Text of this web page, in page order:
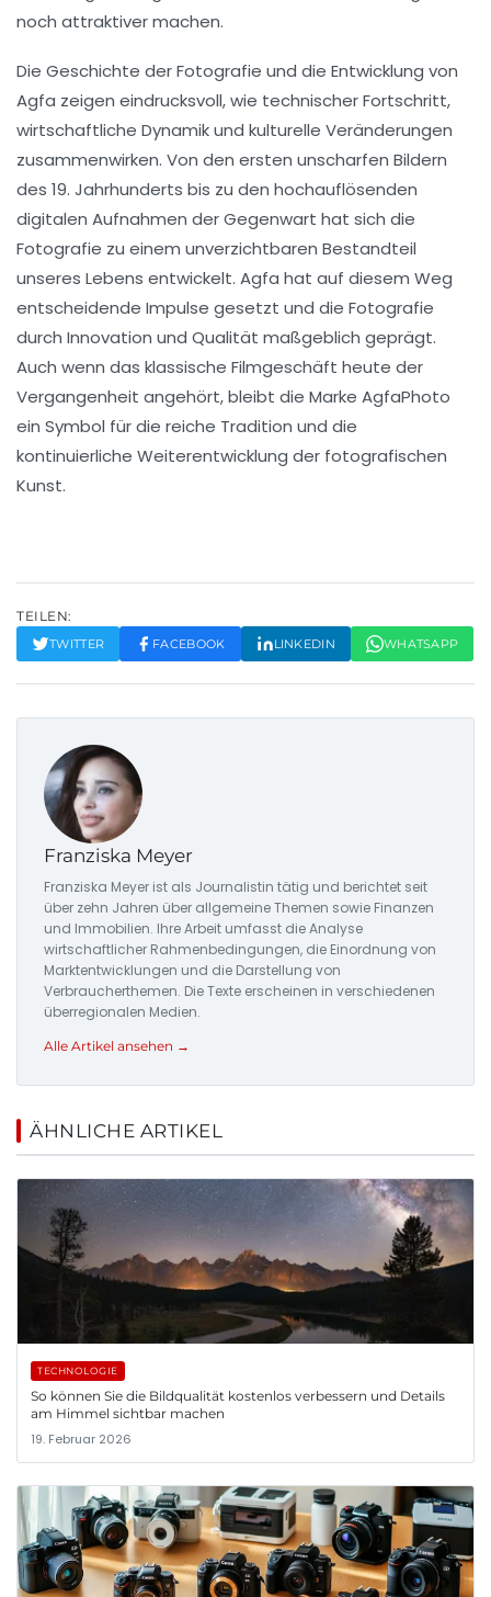
noch attraktiver machen.
Die Geschichte der Fotografie und die Entwicklung von
Agfa zeigen eindrucksvoll, wie technischer Fortschritt,
wirtschaftliche Dynamik und kulturelle Veränderungen
zusammenwirken. Von den ersten unscharfen Bildern
des 19. Jahrhunderts bis zu den hochauflösenden
digitalen Aufnahmen der Gegenwart hat sich die
Fotografie zu einem unverzichtbaren Bestandteil
unseres Lebens entwickelt. Agfa hat auf diesem Weg
entscheidende Impulse gesetzt und die Fotografie
durch Innovation und Qualität maßgeblich geprägt.
Auch wenn das klassische Filmgeschäft heute der
Vergangenheit angehört, bleibt die Marke AgfaPhoto
ein Symbol für die reiche Tradition und die
kontinuierliche Weiterentwicklung der fotografischen
Kunst.
TEILEN:
TWITTER FACEBOOK LINKEDIN WHATSAPP
Franziska Meyer
Franziska Meyer ist als Journalistin tätig und berichtet seit
über zehn Jahren über allgemeine Themen sowie Finanzen
und Immobilien. Ihre Arbeit umfasst die Analyse
wirtschaftlicher Rahmenbedingungen, die Einordnung von
Marktentwicklungen und die Darstellung von
Verbraucherthemen. Die Texte erscheinen in verschiedenen
überregionalen Medien.
Alle Artikel ansehen →
ÄHNLICHE ARTIKEL
TECHNOLOGIE
So können Sie die Bildqualität kostenlos verbessern und Details
am Himmel sichtbar machen
19. Februar 2026